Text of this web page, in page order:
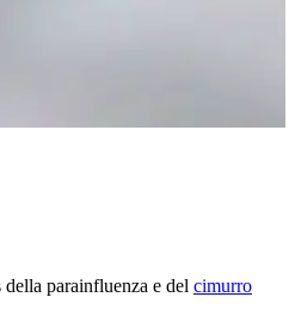
parainfluenza e del cimurro